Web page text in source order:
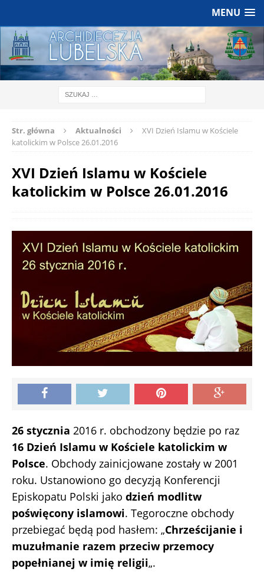
MENU
Str. główna Aktualności
XVI Dzień Islamu w Kościele
katolickim w Polsce 26.01.2016
XVI Dzień Islamu w Kościele
katolickim w Polsce 26.01.2016
26 stycznia 2016 r. obchodzony będzie po raz
16 Dzień Islamu w Kościele katolickim w
Polsce. Obchody zainicjowane zostały w 2001
roku. Ustanowiono go decyzją Konferencji
Episkopatu Polski jako dzień modlitw
poświęcony islamowi. Tegoroczne obchody
przebiegać będą pod hasłem: „Chrześcijanie i
muzułmanie razem przeciw przemocy
popełnianej w imię religii„.